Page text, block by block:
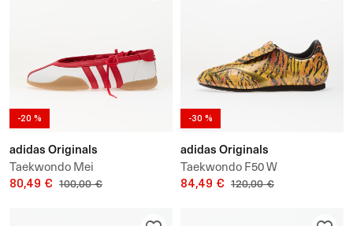
-20 %
adidas Originals
Taekwondo Mei
80,49 € 100,00 €
-30 %
adidas Originals
Taekwondo F50 W
84,49 € 120,00 €